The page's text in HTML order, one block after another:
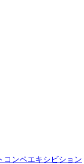
コンペエキシビション